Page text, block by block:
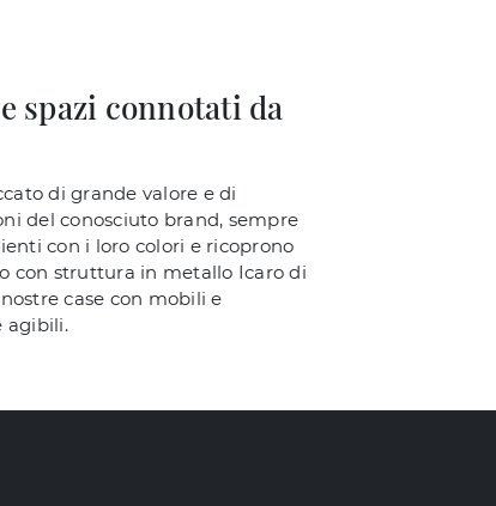
spazi connotati da
di grande valore e di
del conosciuto brand, sempre
con i loro colori e ricoprono
con struttura in metallo Icaro di
case con mobili e
agibili.